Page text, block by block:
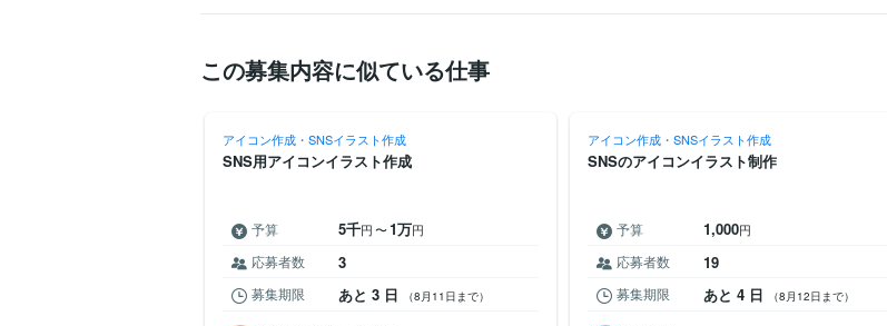
この募集内容に似ている仕事
アイコン作成・SNSイラスト作成
SNS用アイコンイラスト作成
予算 5千円〜1万円
応募者数 3
募集期限 あと 3 日 （8月11日まで）
アイコン作成・SNSイラスト作成
SNSのアイコンイラスト制作
予算 1,000円
応募者数 19
募集期限 あと 4 日 （8月12日まで）